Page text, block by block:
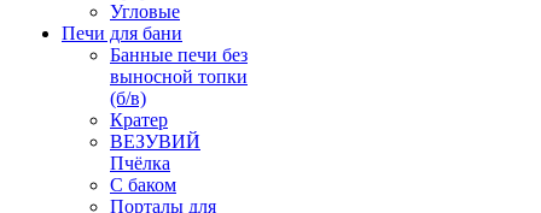
Угловые
Печи для бани
Банные печи без
выносной топки
(б/в)
Кратер
ВЕЗУВИЙ
Пчёлка
С баком
Порталы для